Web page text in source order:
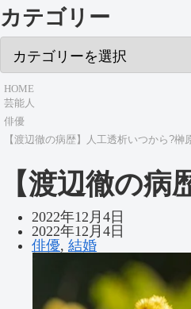
カテゴリー
HOME
芸能人
俳優
【渡辺徹の病歴】人工透析いつから?
【渡辺徹の
2022年12月4日
2022年12月4日
俳優, 結婚